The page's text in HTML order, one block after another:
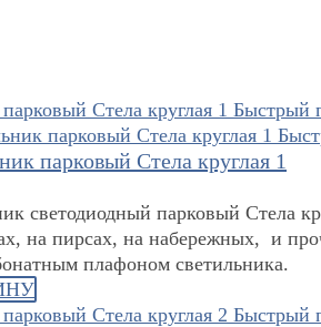
Быстрый
парковый Стела круглая 1
светодиодный парковый Стела
на пирсах, на набережных, и
плафоном светильника.
Быстрый